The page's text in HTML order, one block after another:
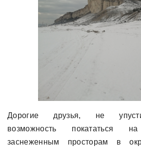
Дорогие друзья, не
возможность покататься
заснеженным просторам в